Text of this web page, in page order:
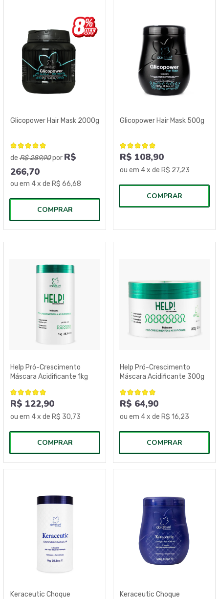
Glicopower Hair Mask 2000g
deR$ 289,90por R$
266,70
ou em 4x de R$ 66,68
COMPRAR
Glicopower Hair Mask 500g
R$ 108,90
ou em 4x de R$ 27,23
COMPRAR
Help Pró-Crescimento
Máscara Acidificante 1kg
R$ 122,90
ou em 4x de R$ 30,73
COMPRAR
Help Pró-Crescimento
Máscara Acidificante 300g
R$ 64,90
ou em 4x de R$ 16,23
COMPRAR
Keraceutic Choque Keraceutic Choque